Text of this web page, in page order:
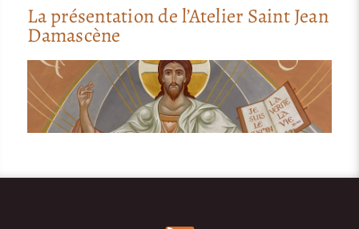
La présentation de l’Atelier Saint Jean
Damascène